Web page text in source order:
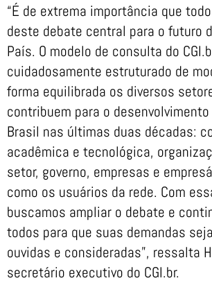
“É de extrema importância que
deste debate central para o futuro
País. O modelo de consulta do
cuidadosamente estruturado de
forma equilibrada os diversos
contribuem para o
Brasil nas últimas duas décadas:
acadêmica e tecnológica,
setor, governo, empresas e
como os usuários da rede. Com
buscamos ampliar o debate e
todos para que suas demandas
ouvidas e consideradas”, ressalta
secretário executivo do CGI.br.